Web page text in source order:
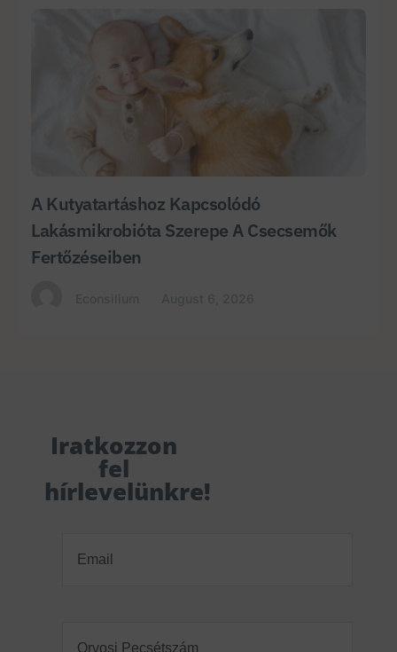
A Kutyatartáshoz Kapcsolódó
Lakásmikrobióta Szerepe A Csecsemők
Fertőzéseiben
Iratkozzon
fel
hírlevelünkre!
Pecsétszám(Required)